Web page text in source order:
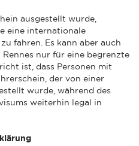
ausgestellt wurde,
eine internationale
fahren. Es kann aber auch
nur für eine begrenzte
ist, dass Personen mit
der von einer
wurde, während des
weiterhin legal in